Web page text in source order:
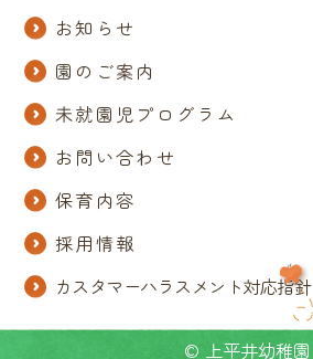
お知らせ
園のご案内
未就園児プログラム
お問い合わせ
保育内容
採用情報
カスタマーハラスメント対応指針
© 上平井幼稚園